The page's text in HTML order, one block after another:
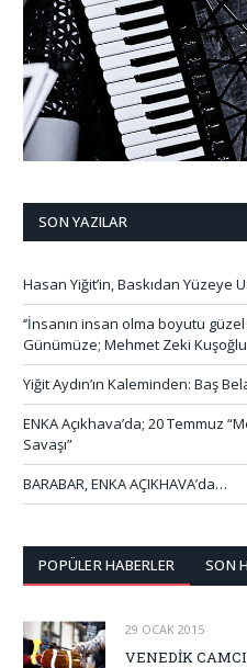
SON YAZILAR
Hasan Yiğit’in, Baskıdan
‘’İnsanın insan olma boyutu
Günümüze; Mehmet Zeki
Yiğit Aydın’ın Kaleminden: Baş
ENKA Açıkhava’da; 20 Temmuz
Savaşı”
BARABAR, ENKA AÇIKHAVA’da…
POPÜLER HABERLER SON
29 OCAK 2015
VENEDİK